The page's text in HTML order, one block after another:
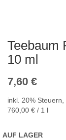
Teebaum
10 ml
7,60 €
inkl. 20% Steuern,
760,00 € / 1 l
AUF LAGER